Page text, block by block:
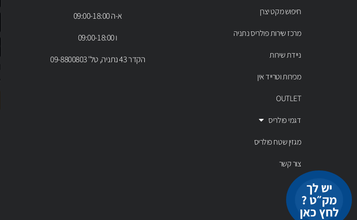
חיפוש מקט יצרן
מרכז שירות פולריס נתניה
ניידת שירות
מכירות וטרייד אין
OUTLET
דגמי פולריס
מגזין שטח פולריס
צור קשר
יש לך
מק״ט ?
לחץ כאן
א-ה 09:00-18:00
ו 09:00-18:00
הקדר 43 נתניה, טל' 09-8800803